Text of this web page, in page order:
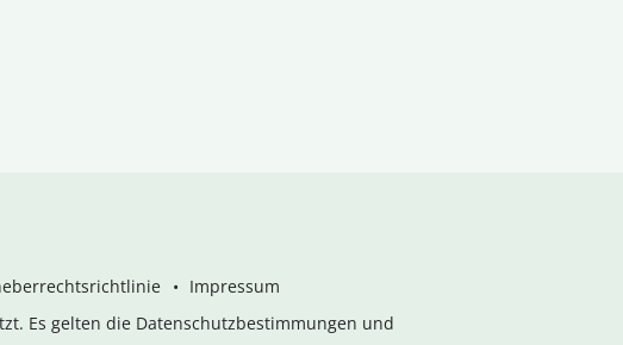
Impressum
Es gelten die Datenschutzbestimmungen und